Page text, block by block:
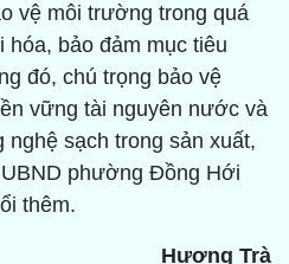
vệ môi trường trong quá
hóa, bảo đảm mục tiêu
đó, chú trọng bảo vệ
vững tài nguyên nước và
nghệ sạch trong sản xuất,
UBND phường Đồng Hới
thêm.
Hương Trà